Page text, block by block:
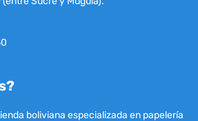
boliviana especializada en papelería